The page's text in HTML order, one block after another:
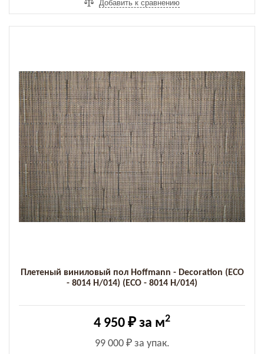
Добавить к сравнению
Плетеный виниловый пол Hoffmann - Decoration (ECO
- 8014 H/014) (ECO - 8014 H/014)
4 950 ₽ за м2
99 000 ₽за упак.